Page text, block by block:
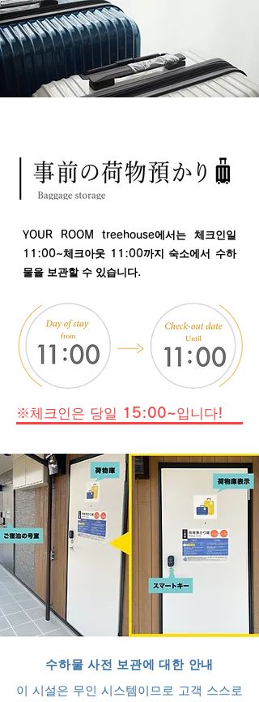
YOUR ROOM treehouse에서는 체크인일
11:00~체크아웃 11:00까지 숙소에서 수하
물을 보관할 수 있습니다.
※체크인은 당일 15:00~입니다!
수하물 사전 보관에 대한 안내
이 시설은 무인 시스템이므로 고객 스스로